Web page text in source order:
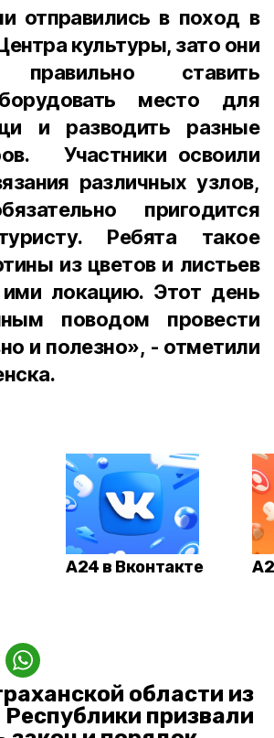
отправились в поход в
культуры, зато они
правильно ставить
место для
и разводить разные
Участники освоили
различных узлов,
пригодится
Ребята такое
из цветов и листьев
локацию. Этот день
поводом провести
и полезно», - отметили
А24 в Вконтакте
области из
призвали